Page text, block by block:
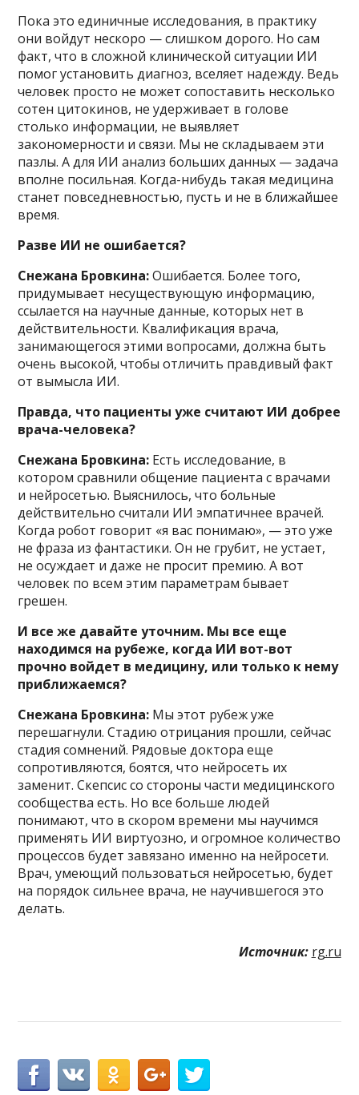
Пока это единичные исследования, в практику
они войдут нескоро — слишком дорого. Но сам
факт, что в сложной клинической ситуации ИИ
помог установить диагноз, вселяет надежду. Ведь
человек просто не может сопоставить несколько
сотен цитокинов, не удерживает в голове
столько информации, не выявляет
закономерности и связи. Мы не складываем эти
пазлы. А для ИИ анализ больших данных — задача
вполне посильная. Когда-нибудь такая медицина
станет повседневностью, пусть и не в ближайшее
время.
Разве ИИ не ошибается?
Снежана Бровкина:Ошибается. Более того,
придумывает несуществующую информацию,
ссылается на научные данные, которых нет в
действительности. Квалификация врача,
занимающегося этими вопросами, должна быть
очень высокой, чтобы отличить правдивый факт
от вымысла ИИ.
Правда, что пациенты уже считают ИИ добрее
врача-человека?
Снежана Бровкина: Есть исследование, в
котором сравнили общение пациента с врачами
и нейросетью. Выяснилось, что больные
действительно считали ИИ эмпатичнее врачей.
Когда робот говорит «я вас понимаю», — это уже
не фраза из фантастики. Он не грубит, не устает,
не осуждает и даже не просит премию. А вот
человек по всем этим параметрам бывает
грешен.
И все же давайте уточним. Мы все еще
находимся на рубеже, когда ИИ вот-вот
прочно войдет в медицину, или только к нему
приближаемся?
Снежана Бровкина: Мы этот рубеж уже
перешагнули. Стадию отрицания прошли, сейчас
стадия сомнений. Рядовые доктора еще
сопротивляются, боятся, что нейросеть их
заменит. Скепсис со стороны части медицинского
сообщества есть. Но все больше людей
понимают, что в скором времени мы научимся
применять ИИ виртуозно, и огромное количество
процессов будет завязано именно на нейросети.
Врач, умеющий пользоваться нейросетью, будет
на порядок сильнее врача, не научившегося это
делать.
Источник: rg.ru